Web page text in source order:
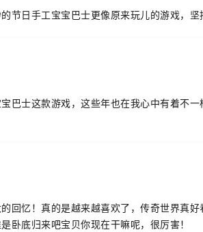
节日手工宝宝巴士更像原来玩儿的游戏，坚
巴士这款游戏，这些年也在我心中有着不
回忆！真的是越来越喜欢了，传奇世界真
卧底归来吧宝贝你现在干嘛呢，很厉害！